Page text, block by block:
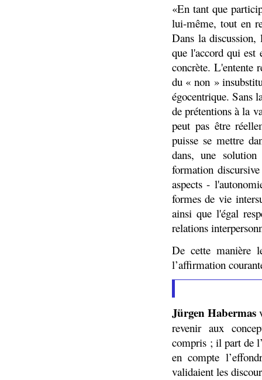
«En tant que
lui-même, tout en
Dans la discussion,
que l'accord qui est
concrète. L'entente
du « non »
égocentrique. Sans
de prétentions àla
peut pas être
puisse se mettre
dans, une
formation
aspects -
formes de vie
ainsi que l'égal
relations
De cette manière
l’affirmation
Jürgen Habermas
revenir aux
compris ; il part de
en compte
validaient les